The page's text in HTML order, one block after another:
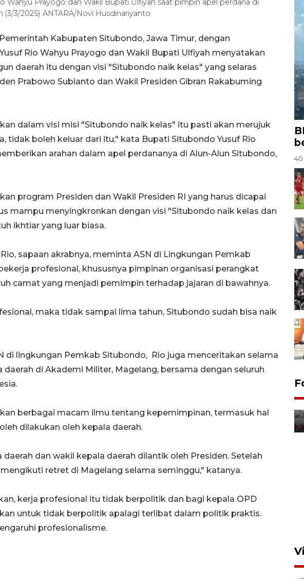
Wahyu Prayogo dan Wakil Bupati Ulfiyah saat pimpin apel perdana di
(3/3/2025) ANTARA/Novi Husdinariyanto
Kabupaten Situbondo, Jawa Timur, dengan
Rio Wahyu Prayogo dan Wakil Bupati Ulfiyah menyatakan
daerah itu dengan visi "Situbondo naik kelas" yang selaras
Prabowo Subianto dan Wakil Presiden Gibran Rakabuming
dalam visi misi "Situbondo naik kelas" itu pasti akan merujuk
tidak boleh keluar dari itu," kata Bupati Situbondo Yusuf Rio
arahan dalam apel perdananya di Alun-Alun Situbondo,
program Presiden dan Wakil Presiden RI yang harus dicapai
mampu menyingkronkan dengan visi "Situbondo naik kelas dan
ikhtiar yang luar biasa.
sapaan akrabnya, meminta ASN di Lingkungan Pemkab
profesional, khususnya pimpinan organisasi perangkat
camat yang menjadi pemimpin terhadap jajaran di bawahnya.
maka tidak sampai lima tahun, Situbondo sudah bisa naik
di lingkungan Pemkab Situbondo, Rio juga menceritakan selama
di Akademi Militer, Magelang, bersama dengan seluruh
berbagai macam ilmu tentang kepemimpinan, termasuk hal
dilakukan oleh kepala daerah.
daerah dan wakil kepala daerah dilantik oleh Presiden. Setelah
retret di Magelang selama seminggu," katanya.
kerja profesional itu tidak berpolitik dan bagi kepala OPD
untuk tidak berpolitik apalagi terlibat dalam politik praktis.
profesionalisme.
40